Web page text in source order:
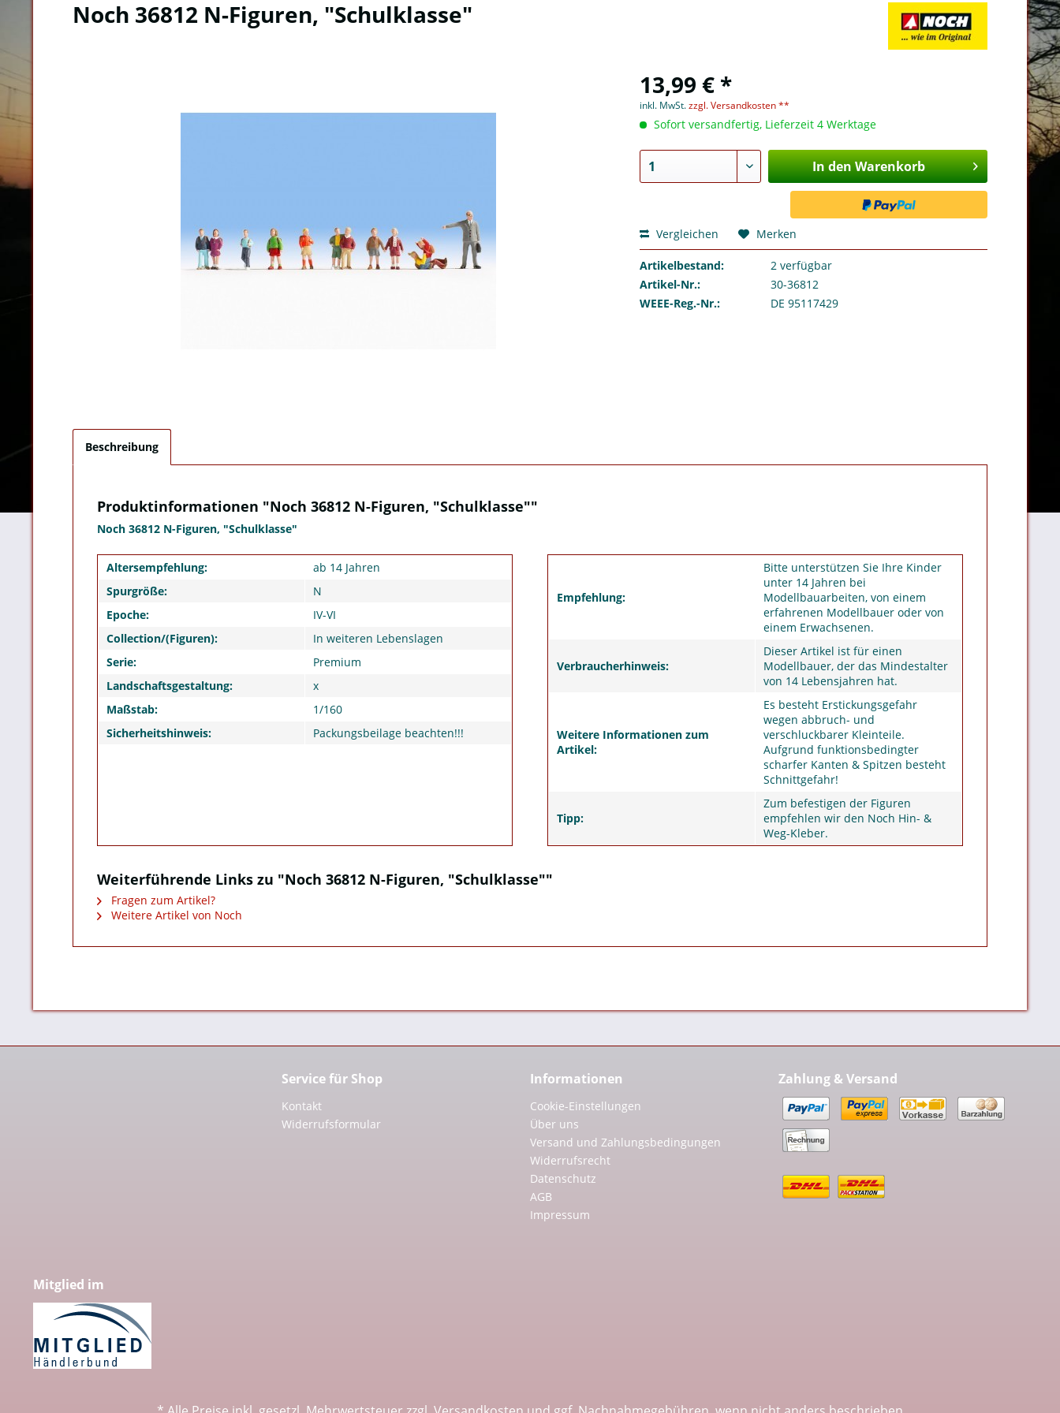
Noch 36812 N-Figuren, "Schulklasse"
13,99 € *
inkl. MwSt.zzgl. Versandkosten **
Sofort versandfertig, Lieferzeit 4 Werktage
In den Warenkorb
Vergleichen Merken
Artikelbestand: 2 verfügbar
Artikel-Nr.:
30-36812
WEEE-Reg.-Nr.:
DE 95117429
Beschreibung
Produktinformationen "Noch 36812 N-Figuren, "Schulklasse""
Noch 36812 N-Figuren, "Schulklasse"
Altersempfehlung:
ab 14 Jahren
Spurgröße:
N
Epoche:
IV-VI
Collection/(Figuren):
In weiteren Lebenslagen
Serie:
Premium
Landschaftsgestaltung:
x
Maßstab:
1/160
Sicherheitshinweis:
Packungsbeilage beachten!!!
Empfehlung:
Bitte unterstützen Sie Ihre Kinder
unter 14 Jahren bei
Modellbauarbeiten, von einem
erfahrenen Modellbauer oder von
einem Erwachsenen.
Verbraucherhinweis:
Dieser Artikel ist für einen
Modellbauer, der das Mindestalter
von 14 Lebensjahren hat.
Weitere Informationen zum
Artikel:
Es besteht Erstickungsgefahr
wegen abbruch- und
verschluckbarer Kleinteile.
Aufgrund funktionsbedingter
scharfer Kanten & Spitzen besteht
Schnittgefahr!
Tipp:
Zum befestigen der Figuren
empfehlen wir den Noch Hin- &
Weg-Kleber.
Weiterführende Links zu "Noch 36812 N-Figuren, "Schulklasse""
Fragen zum Artikel?
Weitere Artikel von Noch
Service für Shop
Kontakt
Widerrufsformular
Informationen
Cookie-Einstellungen
Über uns
Versand und Zahlungsbedingungen
Widerrufsrecht
Datenschutz
AGB
Impressum
Zahlung & Versand
Mitglied im